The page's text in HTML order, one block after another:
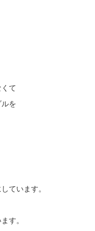
て
を
ています。
す。